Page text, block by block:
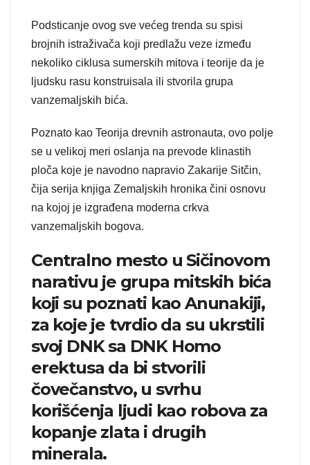
Podsticanje ovog sve većeg trenda su spisi
brojnih istraživača koji predlažu veze između
nekoliko ciklusa sumerskih mitova i teorije da je
ljudsku rasu konstruisala ili stvorila grupa
vanzemaljskih bića.
Poznato kao Teorija drevnih astronauta, ovo polje
se u velikoj meri oslanja na prevode klinastih
ploča koje je navodno napravio Zakarije Sitčin,
čija serija knjiga Zemaljskih hronika čini osnovu
na kojoj je izgrađena moderna crkva
vanzemaljskih bogova.
Centralno mesto u Sičinovom
narativu je grupa mitskih bića
koji su poznati kao Anunakiji,
za koje je tvrdio da su ukrstili
svoj DNK sa DNK Homo
erektusa da bi stvorili
čovečanstvo, u svrhu
korišćenja ljudi kao robova za
kopanje zlata i drugih
minerala.